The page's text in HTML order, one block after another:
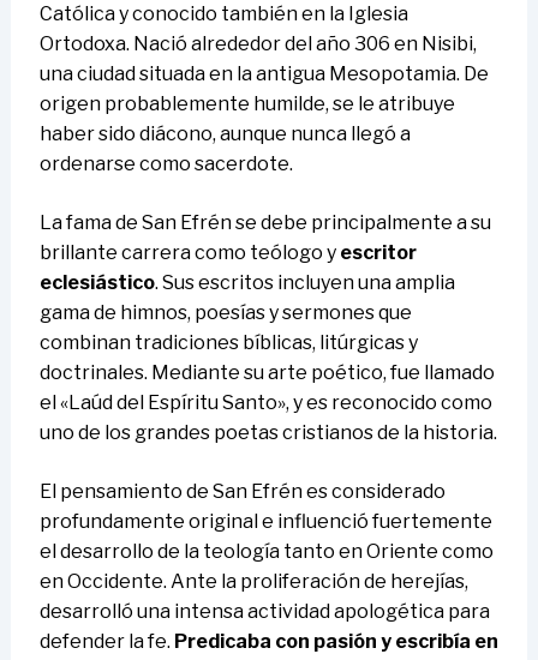
Católica y conocido también en la Iglesia
Ortodoxa. Nació alrededor del año 306 en Nisibi,
una ciudad situada en la antigua Mesopotamia. De
origen probablemente humilde, se le atribuye
haber sido diácono, aunque nunca llegó a
ordenarse como sacerdote.
La fama de San Efrén se debe principalmente a su
brillante carrera como teólogo y escritor
eclesiástico. Sus escritos incluyen una amplia
gama de himnos, poesías y sermones que
combinan tradiciones bíblicas, litúrgicas y
doctrinales. Mediante su arte poético, fue llamado
el «Laúd del Espíritu Santo», y es reconocido como
uno de los grandes poetas cristianos de la historia.
El pensamiento de San Efrén es considerado
profundamente original e influenció fuertemente
el desarrollo de la teología tanto en Oriente como
en Occidente. Ante la proliferación de herejías,
desarrolló una intensa actividad apologética para
defender la fe. Predicaba con pasión y escribía en